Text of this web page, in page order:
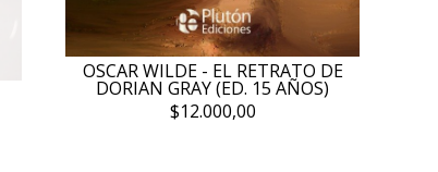
OSCAR WILDE - EL RETRATO DE
DORIAN GRAY (ED. 15 AÑOS)
$12.000,00